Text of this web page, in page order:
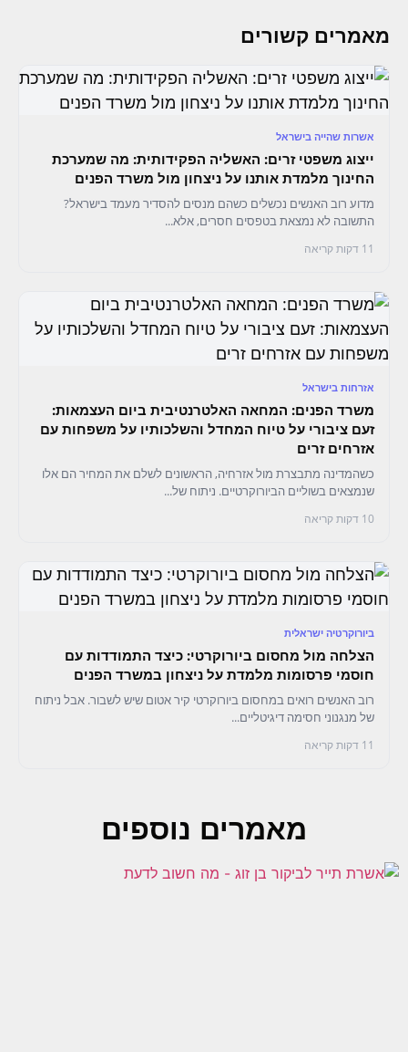
מאמרים קשורים
אשרות שהייה בישראל
ייצוג משפטי זרים: האשליה הפקידותית: מה שמערכת
החינוך מלמדת אותנו על ניצחון מול משרד הפנים
מדוע רוב האנשים נכשלים כשהם מנסים להסדיר מעמד בישראל?
התשובה לא נמצאת בטפסים חסרים, אלא...
11 דקות קריאה
אזרחות בישראל
משרד הפנים: המחאה האלטרנטיבית ביום העצמאות:
זעם ציבורי על טיוח המחדל והשלכותיו על משפחות עם
אזרחים זרים
כשהמדינה מתבצרת מול אזרחיה, הראשונים לשלם את המחיר הם אלו
שנמצאים בשוליים הביורוקרטיים. ניתוח של...
10 דקות קריאה
ביורוקרטיה ישראלית
הצלחה מול מחסום ביורוקרטי: כיצד התמודדות עם
חוסמי פרסומות מלמדת על ניצחון במשרד הפנים
רוב האנשים רואים במחסום ביורוקרטי קיר אטום שיש לשבור. אבל ניתוח
של מנגנוני חסימה דיגיטליים...
11 דקות קריאה
מאמרים נוספים